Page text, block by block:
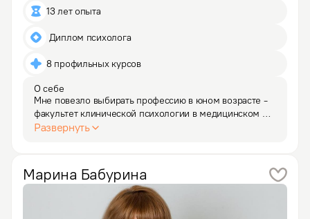
13 лет опыта
Диплом психолога
8 профильных курсов
О себе
Мне повезло выбирать профессию в юном возрасте -
факультет клинической психологии в медицинском
вузе определил мой дальнейший профессиональный
психотерапевтическом…
Развернуть
Марина Бабурина